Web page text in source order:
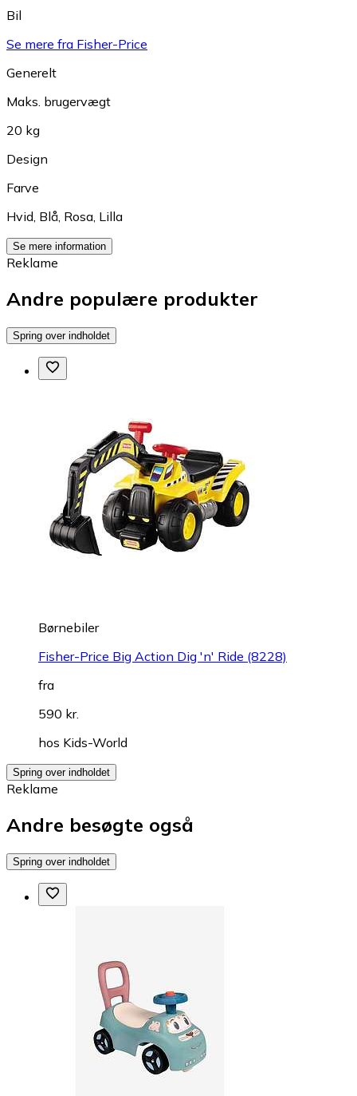
Bil
Se mere fra Fisher-Price
Generelt
Maks. brugervægt
20 kg
Design
Farve
Hvid, Blå, Rosa, Lilla
Se mere information
Reklame
Andre populære produkter
Spring over indholdet
Børnebiler
Fisher-Price Big Action Dig 'n' Ride (8228)
fra
590 kr.
hos Kids-World
Spring over indholdet
Reklame
Andre besøgte også
Spring over indholdet